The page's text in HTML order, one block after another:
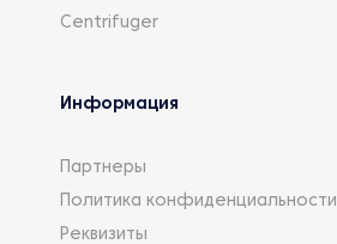
Centrifuger
Информация
Партнеры
Политика конфиденциальности
Реквизиты